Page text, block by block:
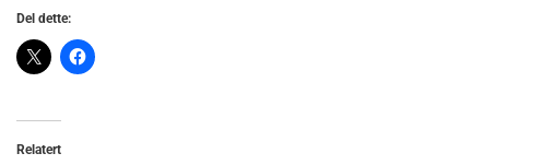
Del dette:
Relatert